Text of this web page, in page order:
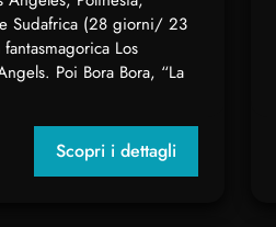
Sudafrica (28 giorni/ 23
Los
Poi Bora Bora, “La
Scopri i dettagli